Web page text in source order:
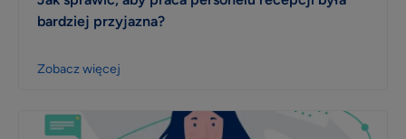
bardziej przyjazna?
Zobacz więcej